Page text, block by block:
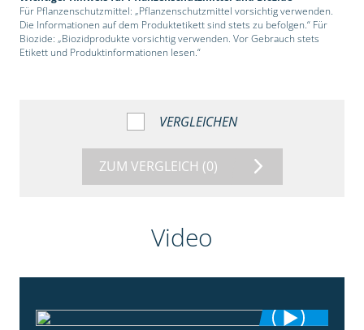
Für Pflanzenschutzmittel: „Pflanzenschutzmittel vorsichtig verwenden.
Die Informationen auf dem Produktetikett sind stets zu befolgen.“ Für
Biozide: „Biozidprodukte vorsichtig verwenden. Vor Gebrauch stets
Etikett und Produktinformationen lesen.“
VERGLEICHEN
ZUM VERGLEICH (0)
Video